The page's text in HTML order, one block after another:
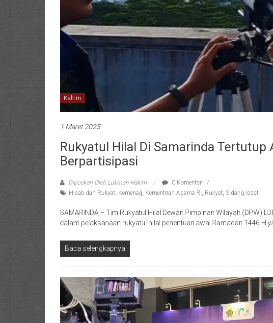
Kaltim
1 Maret 2025
Rukyatul Hilal Di Samarinda Tertutup
Berpartisipasi
Diposkan Oleh:Lukman Hakim
0 Komentar
Hisab dan Rukyat, Kemenag, Kementrian Agama RI , Rukyat, Sidang Isbat
SAMARINDA – Tim Rukyatul Hilal Dewan Pimpinan Wilayah (DPW)
dalam pelaksanaan rukyatul hilal penentuan awal Ramadan 1446 H
Baca selengkapnya